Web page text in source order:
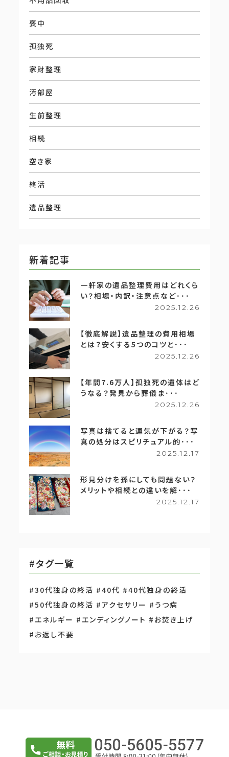
喪中
孤独死
家財整理
汚部屋
生前整理
相続
空き家
終活
遺品整理
新着記事
一軒家の遺品整理費用はどれくら
い？相場・内訳・注意点など･･･
2025.12.26
【徹底解説】遺品整理の費用相場
とは？安くする5つのコツと･･･
2025.12.26
【年間7.6万人】孤独死の遺体はど
うなる？発見から葬儀ま･･･
2025.12.26
写真は捨てると運気が下がる？写
真の処分はスピリチュアル的･･･
2025.12.17
形見分けを孫にしても問題ない？
メリットや相続との違いを解･･･
2025.12.17
#タグ一覧
#30代独身の終活 #40代 #40代独身の終活
#50代独身の終活 #アクセサリー #うつ病
#エネルギー #エンディングノート #お焚き上げ
#お返し不要